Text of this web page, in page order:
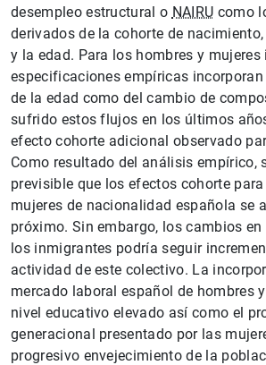
desempleo estructural o NAIRU como
derivados de la cohorte de
y la edad. Para los hombres y
especificaciones empíricas
de la edad como del cambio de
sufrido estos flujos en los últimos
efecto cohorte adicional observado
Como resultado del análisis empírico,
previsible que los efectos cohorte
mujeres de nacionalidad española se
próximo. Sin embargo, los cambios
los inmigrantes podría seguir
actividad de este colectivo. La
mercado laboral español de hombres
nivel educativo elevado así como el
generacional presentado por las
progresivo envejecimiento de la